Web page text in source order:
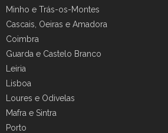
Minho e Trás-os-Montes
Cascais, Oeiras e Amadora
Coimbra
Guarda e Castelo Branco
Leiria
Lisboa
Loures e Odivelas
Mafra e Sintra
Porto